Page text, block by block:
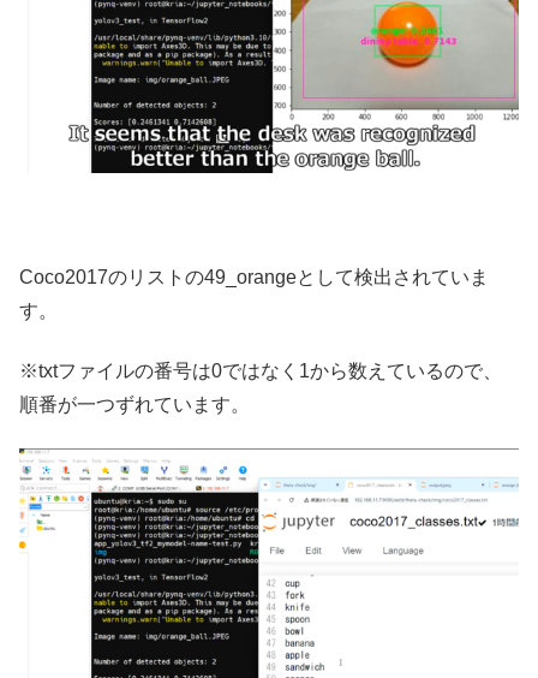
Coco2017のリストの49_orangeとして検出されていま
す。
※txtファイルの番号は0ではなく1から数えているので、
順番が一つずれています。